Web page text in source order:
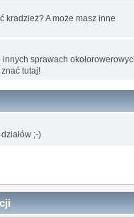
kradzież? A może masz inne
sprawach
tutaj!
;-)